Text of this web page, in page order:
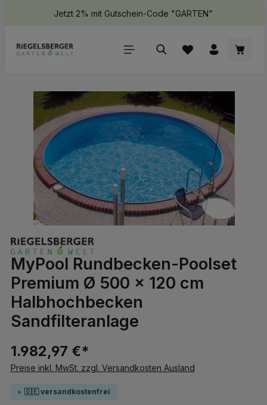
springenJetzt 2% mit Gutschein-Code "GARTEN"
Bildergalerie überspringen
MyPool Rundbecken-Poolset
Premium Ø 500 x 120 cm
Halbhochbecken
Sandfilteranlage
1.982,97 €*
Preise inkl. MwSt. zzgl. Versandkosten Ausland
🇩🇪 versandkostenfrei